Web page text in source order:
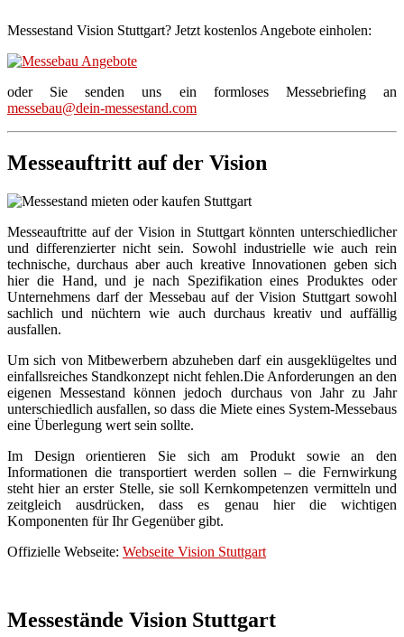
Messestand Vision Stuttgart? Jetzt kostenlos Angebote einholen:
oder Sie senden uns ein formloses Messebriefing an
messebau@dein-messestand.com
Messeauftritt auf der Vision
Messeauftritte auf der Vision in Stuttgart könnten unterschiedlicher
und differenzierter nicht sein. Sowohl industrielle wie auch rein
technische, durchaus aber auch kreative Innovationen geben sich
hier die Hand, und je nach Spezifikation eines Produktes oder
Unternehmens darf der Messebau auf der Vision Stuttgart sowohl
sachlich und nüchtern wie auch durchaus kreativ und auffällig
ausfallen.
Um sich von Mitbewerbern abzuheben darf ein ausgeklügeltes und
einfallsreiches Standkonzept nicht fehlen.Die Anforderungen an den
eigenen Messestand können jedoch durchaus von Jahr zu Jahr
unterschiedlich ausfallen, so dass die Miete eines System-Messebaus
eine Überlegung wert sein sollte.
Im Design orientieren Sie sich am Produkt sowie an den
Informationen die transportiert werden sollen – die Fernwirkung
steht hier an erster Stelle, sie soll Kernkompetenzen vermitteln und
zeitgleich ausdrücken, dass es genau hier die wichtigen
Komponenten für Ihr Gegenüber gibt.
Offizielle Webseite: Webseite Vision Stuttgart
Messestände Vision Stuttgart